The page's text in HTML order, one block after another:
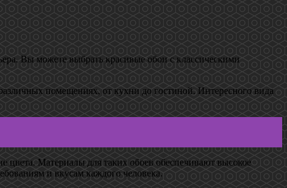
Вы можете выбрать красивые обои с классическими
помещениях, от кухни до гостиной. Интересного вида
Материалы для таких обоев обеспечивают высокое
и вкусам каждого человека.